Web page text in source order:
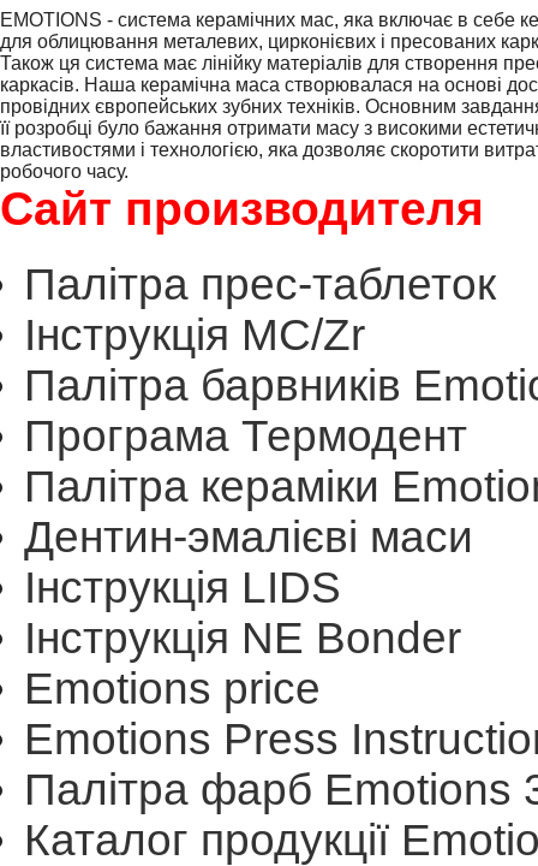
EMOTIONS - система керамічних мас, яка включає в себе
для облицювання металевих, цирконієвих і пресованих
Також ця система має лінійку матеріалів для створення
каркасів. Наша керамічна маса створювалася на основі
провідних європейських зубних техніків. Основним
її розробці було бажання отримати масу з високими
властивостями і технологією, яка дозволяє скоротити
робочого часу.
Сайт производителя
Палітра прес-таблеток
Інструкція МС/Zr
Палітра барвників
Програма Термодент
Палітра кераміки
Дентин-эмалієві маси
Інструкція LIDS
Інструкція NE Bonder
Emotions price
Emotions Press
Палітра фарб Emotions
Каталог продукції